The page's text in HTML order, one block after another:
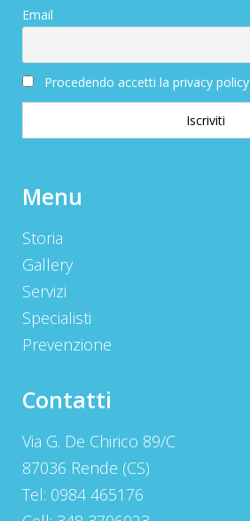
Email
Procedendo accetti la privacy policy
Menu
Storia
Gallery
Servizi
Specialisti
Prevenzione
Contatti
Via G. De Chirico 89/C
87036 Rende (CS)
Tel: 0984 465176